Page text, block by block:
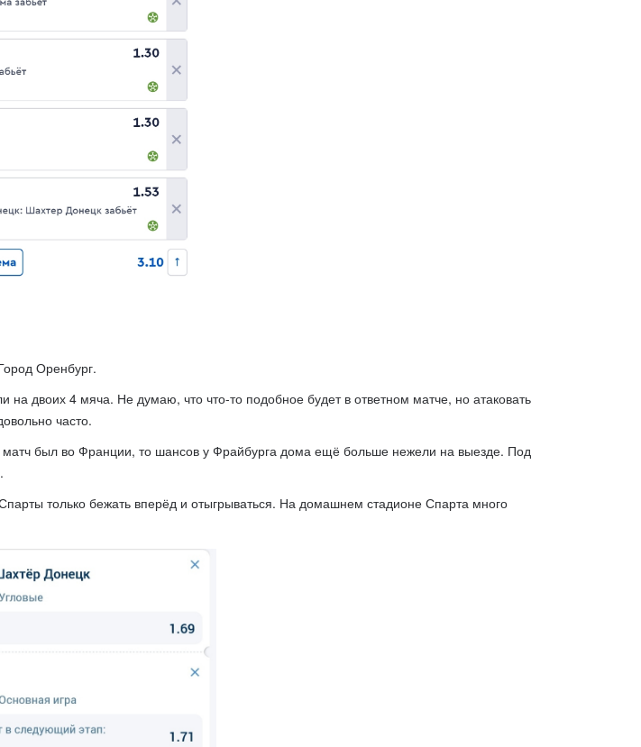
Оренбург.
двоих 4 мяча. Не думаю, что что-то подобное будет в ответном матче, но атаковать
часто.
был во Франции, то шансов у Фрайбурга дома ещё больше нежели на выезде. Под
только бежать вперёд и отыгрываться. На домашнем стадионе Спарта много